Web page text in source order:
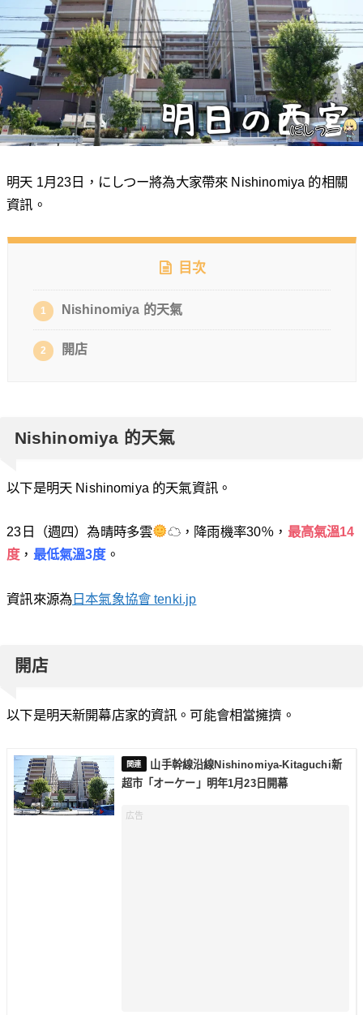
明天 1月23日，にしつー將為大家帶來 Nishinomiya 的相關
資訊。
目次
1 Nishinomiya 的天氣
2 開店
Nishinomiya 的天氣
以下是明天 Nishinomiya 的天氣資訊。
23日（週四）為晴時多雲 ☁，降雨機率30％， 最高氣溫14
度， 最低氣溫3度。
資訊來源為 日本氣象協會 tenki.jp
開店
以下是明天新開幕店家的資訊。可能會相當擁擠。
山手幹線沿線Nishinomiya-Kitaguchi新
超市「オーケー」明年1月23日開幕